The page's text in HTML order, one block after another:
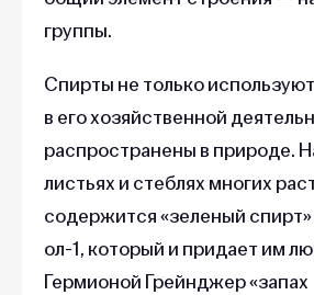
группы.
Спирты не только
в его хозяйственной
распространены в природе.
листьях и стеблях многих
содержится «зеленый
ол-1, который и придает им
Гермионой Грейнджер «запах